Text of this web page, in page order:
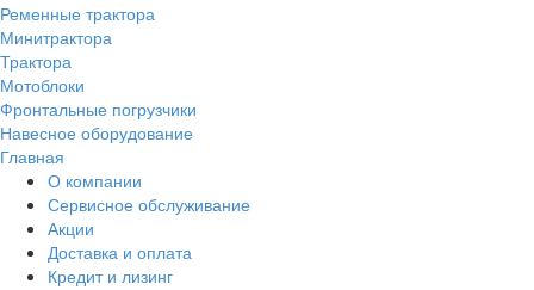
Ременные трактора
Минитрактора
Трактора
Мотоблоки
Фронтальные погрузчики
Навесное оборудование
Главная
О компании
Сервисное обслуживание
Акции
Доставка и оплата
Кредит и лизинг